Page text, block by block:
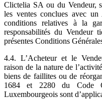
Clictelia SA ou du Vendeur,
les ventes conclues avec
conditions relatives à la
responsabilités du Vendeur
présentes Conditions
4.4. L’Acheteur et le
raison de la nature de
biens de faillites ou de
1684 et 2280 du Code
Luxembourgeois sont